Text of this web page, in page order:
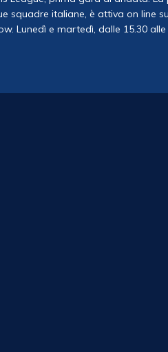
squadre italiane, è attiva on line su
Lunedì e martedì, dalle 15.30